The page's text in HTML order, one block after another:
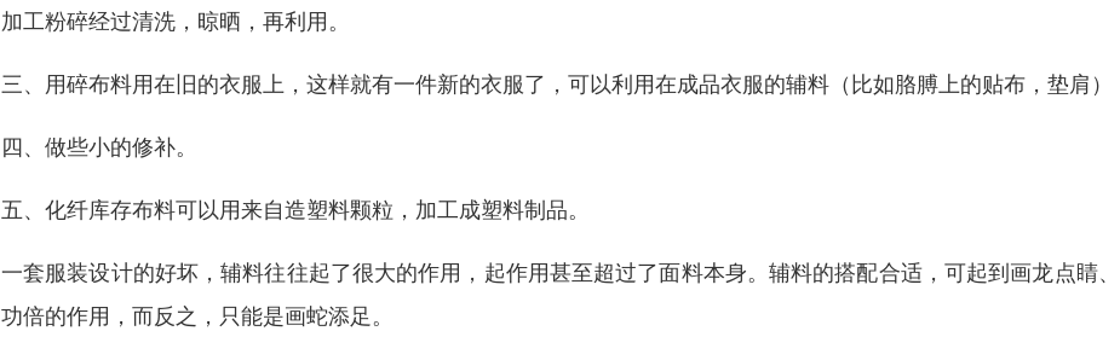
加工粉碎经过清洗，晾晒，再利用。
三、用碎布料用在旧的衣服上，这样就有一件新的衣服了，可以利用在成品衣服的辅料（比如胳膊上的贴布，垫肩）
四、做些小的修补。
五、化纤库存布料可以用来自造塑料颗粒，加工成塑料制品。
一套服装设计的好坏，辅料往往起了很大的作用，起作用甚至超过了面料本身。辅料的搭配合适，可起到画龙点睛
功倍的作用，而反之，只能是画蛇添足。